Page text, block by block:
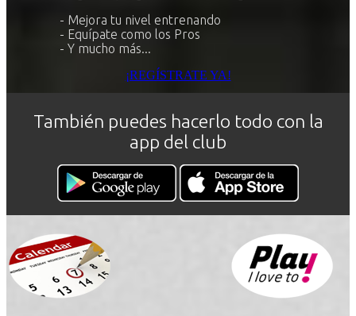
- Mejora tu nivel entrenando
- Equípate como los Pros
- Y mucho más...
¡REGÍSTRATE YA!
También puedes hacerlo todo con la
app del club